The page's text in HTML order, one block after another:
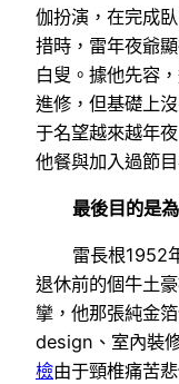
伽扮演，在完成
措時，雷年夜爺
白叟。據他先容
進修，但基礎上
于名望越來越年
他餐與加入過節
最後目的是
雷長根1952
退休前的個牛土
攣，他那張純金
design、室內裝
檢由于頸椎痛苦